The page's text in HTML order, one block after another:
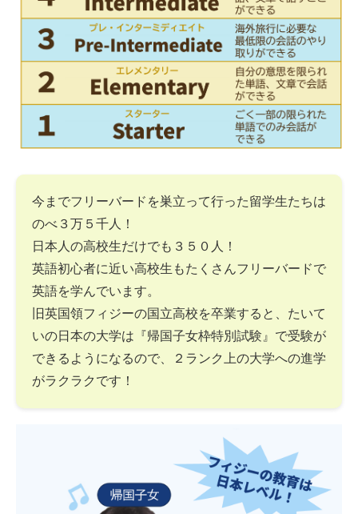
今までフリーバードを巣立って行った留学生たちは
のべ３万５千人！
日本人の高校生だけでも３５０人！
英語初心者に近い高校生もたくさんフリーバードで
英語を学んでいます。
旧英国領フィジーの国立高校を卒業すると、たいて
いの日本の大学は『帰国子女枠特別試験』で受験が
できるようになるので、２ランク上の大学への進学
がラクラクです！